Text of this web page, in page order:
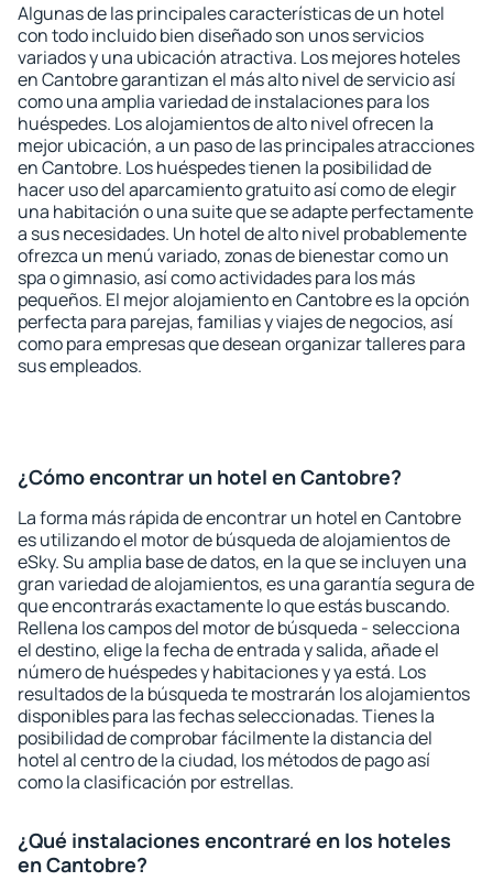
Algunas de las principales características de un hotel
con todo incluido bien diseñado son unos servicios
variados y una ubicación atractiva. Los mejores hoteles
en Cantobre garantizan el más alto nivel de servicio así
como una amplia variedad de instalaciones para los
huéspedes. Los alojamientos de alto nivel ofrecen la
mejor ubicación, a un paso de las principales atracciones
en Cantobre. Los huéspedes tienen la posibilidad de
hacer uso del aparcamiento gratuito así como de elegir
una habitación o una suite que se adapte perfectamente
a sus necesidades. Un hotel de alto nivel probablemente
ofrezca un menú variado, zonas de bienestar como un
spa o gimnasio, así como actividades para los más
pequeños. El mejor alojamiento en Cantobre es la opción
perfecta para parejas, familias y viajes de negocios, así
como para empresas que desean organizar talleres para
sus empleados.
¿Cómo encontrar un hotel en Cantobre?
La forma más rápida de encontrar un hotel en Cantobre
es utilizando el motor de búsqueda de alojamientos de
eSky. Su amplia base de datos, en la que se incluyen una
gran variedad de alojamientos, es una garantía segura de
que encontrarás exactamente lo que estás buscando.
Rellena los campos del motor de búsqueda - selecciona
el destino, elige la fecha de entrada y salida, añade el
número de huéspedes y habitaciones y ya está. Los
resultados de la búsqueda te mostrarán los alojamientos
disponibles para las fechas seleccionadas. Tienes la
posibilidad de comprobar fácilmente la distancia del
hotel al centro de la ciudad, los métodos de pago así
como la clasificación por estrellas.
¿Qué instalaciones encontraré en los hoteles
en Cantobre?